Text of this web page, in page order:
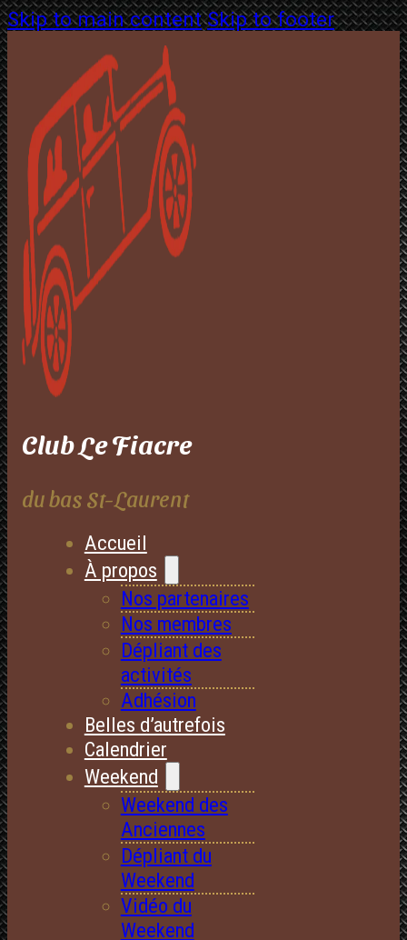
Skip to main content Skip to footer
Club Le Fiacre
du bas St-Laurent
Accueil
À propos
Nos partenaires
Nos membres
Dépliant des
activités
Adhésion
Belles d’autrefois
Calendrier
Weekend
Weekend des
Anciennes
Dépliant du
Weekend
Vidéo du
Weekend